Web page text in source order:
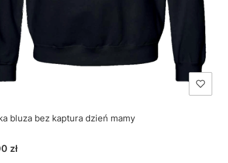
bluza bez kaptura dzień mamy
zł